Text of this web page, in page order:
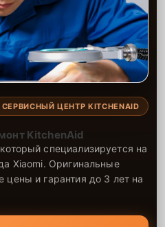
ЦЕНТР KITCHENAID
KitchenAid
специализируется на
Xiaomi. Оригинальные
и гарантия до 3 лет на